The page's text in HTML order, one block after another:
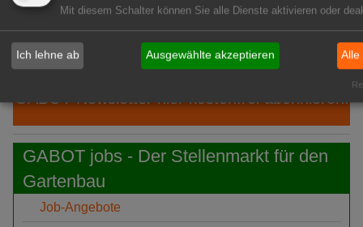
05:05
TUM: Unterirdische Pilz-Netzwerke
erstmals in 3D
GABOT-Newsletter hier kostenfrei abonnieren!
GABOT jobs - Der Stellenmarkt für den
Gartenbau
Job-Angebote
Mit diesem Schalter können Sie alle Dienste aktivieren oder
Ich lehne ab Ausgewählte akzeptieren Alle